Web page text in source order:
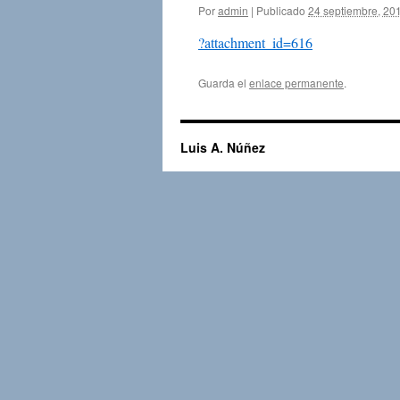
Poradmin | Publicado 24 septiembre,
?attachment_id=616
Guarda el enlace permanente.
Luis A. Núñez